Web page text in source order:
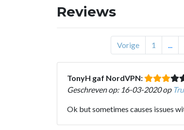
Reviews
Vorige 1
TonyH gaf NordVPN:
Geschreven op: 16-03-2020 op
Ok but sometimes causes issues